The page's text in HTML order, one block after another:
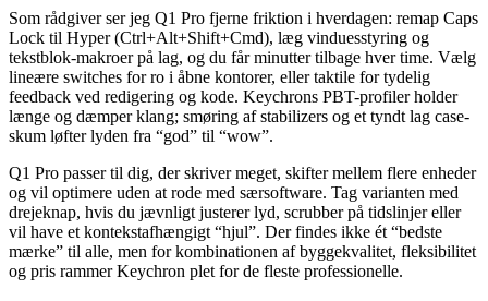
Som rådgiver ser jeg Q1 Pro fjerne friktion i hverdagen: remap Caps
Lock til Hyper (Ctrl+Alt+Shift+Cmd), læg vinduesstyring og
tekstblok-makroer på lag, og du får minutter tilbage hver time. Vælg
lineære switches for ro i åbne kontorer, eller taktile for tydelig
feedback ved redigering og kode. Keychrons PBT-profiler holder
længe og dæmper klang; smøring af stabilizers og et tyndt lag case-
skum løfter lyden fra “god” til “wow”.
Q1 Pro passer til dig, der skriver meget, skifter mellem flere enheder
og vil optimere uden at rode med særsoftware. Tag varianten med
drejeknap, hvis du jævnligt justerer lyd, scrubber på tidslinjer eller
vil have et kontekstafhængigt “hjul”. Der findes ikke ét “bedste
mærke” til alle, men for kombinationen af byggekvalitet, fleksibilitet
og pris rammer Keychron plet for de fleste professionelle.